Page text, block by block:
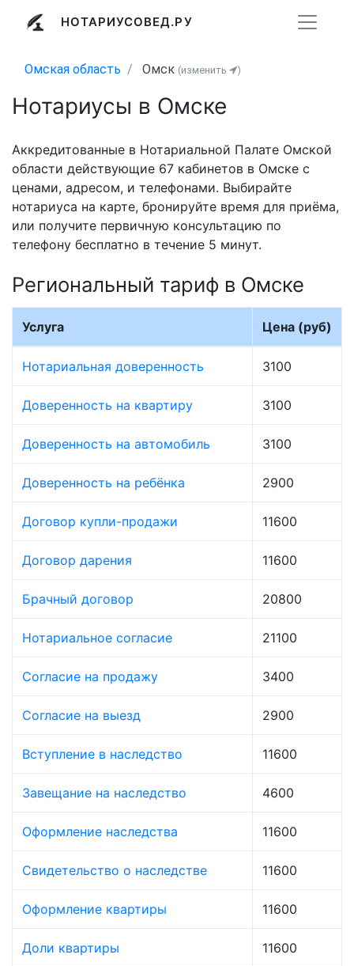
НОТАРИУСОВЕД.РУ
Омская область Омск (изменить )
Нотариусы в Омске
Аккредитованные в Нотариальной Палате Омской
области действующие 67 кабинетов в Омске с
ценами, адресом, и телефонами. Выбирайте
нотариуса на карте, бронируйте время для приёма,
или получите первичную консультацию по
телефону бесплатно в течение 5 минут.
Региональный тариф в Омске
Услуга Цена (руб)
Нотариальная доверенность 3100
Доверенность на квартиру 3100
Доверенность на автомобиль 3100
Доверенность на ребёнка 2900
Договор купли-продажи 11600
Договор дарения 11600
Брачный договор 20800
Нотариальное согласие 21100
Согласие на продажу 3400
Согласие на выезд 2900
Вступление в наследство 11600
Завещание на наследство 4600
Оформление наследства 11600
Свидетельство о наследстве 11600
Оформление квартиры 11600
Доли квартиры 11600